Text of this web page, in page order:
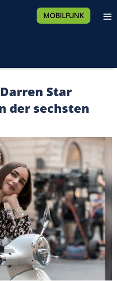
MOBILFUNK
Star
der sechsten